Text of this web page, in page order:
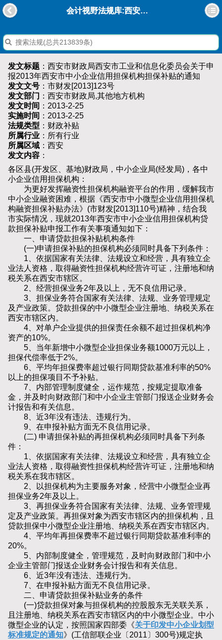
会计视野法规库:西安市财政局西安市工业和信息化委员会关于申报2013年西安市中小企业信用担保机构担保补贴的通知
发文标题 ：西安市财政局西安市工业和信息化委员会关于申
报2013年西安市中小企业信用担保机构担保补贴的通知
发文文号 ：市财发[2013]123号
发文部门 ：西安市财政局,其他地方机构
发文时间 ：2013-2-25
实施时间 ：2013-2-25
法规类型 ：财政补贴
所属行业 ：所有行业
所属区域 ：西安
发文内容 ：
各区县(开发区、基地)财政局，中小企业局(经发局)，各中
小企业信用担保机构：
为更好发挥融资性担保机构融资平台的作用，缓解我市
中小企业融资困难，根据《西安市中小微型企业信用担保机
构融资担保补贴办法》(市财发[2013]110号)精神，结合我
市实际情况，现就2013年西安市中小企业信用担保机构贷
款担保补贴申报工作有关事项通知如下：
一、申请贷款担保补贴机构条件
(一)申请担保补贴的担保机构必须同时具备下列条件：
1、依据国家有关法律、法规设立和经营，具有独立企
业法人资格，取得融资性担保机构经营许可证，注册地和纳
税关系在西安市辖区。
2、经营担保业务2年及以上，无不良信用记录。
3、担保业务符合国家有关法律、法规、业务管理规定
及产业政策。贷款担保的中小微型企业注册地、纳税关系在
西安市辖区内。
4、对单户企业提供的担保责任余额不超过担保机构净
资产的10%。
5、当年新增中小微型企业担保业务额1000万元以上，
担保代偿率低于2%。
6、平均年担保费率超过银行同期贷款基准利率的50%
以上的担保项目不予补贴。
7、内部管理制度健全，运作规范，按规定提取准备
金，并及时向财政部门和中小企业主管部门报送企业财务会
计报告和有关信息。
8、近3年没有违法、违规行为。
9、在申报补贴方面无不良信用记录。
(二) 申请担保补贴的再担保机构必须同时具备下列条
件：
1、依据国家有关法律、法规设立和经营，具有独立企
业法人资格，取得融资性担保机构经营许可证，注册地和纳
税关系在我市辖区。
2、以担保机构为主要服务对象，经营中小微型企业再
担保业务2年及以上。
3、再担保业务符合国家有关法律、法规、业务管理规
定及产业政策。再担保对象为西安市辖区内的担保机构，且
贷款担保中小微型企业注册地、纳税关系在西安市辖区内。
4、平均年再担保费率不超过银行同期贷款基准利率的
20%。
5、内部制度健全，管理规范，及时向财政部门和中小
企业主管部门报送企业财务会计报告和有关信息。
6、近3年没有违法、违规行为。
7、在申报补贴方面无不良信用记录。
二、申请贷款担保补贴业务的条件
(一)贷款担保对象与担保机构的控股股东无关联关系，
且注册地、纳税关系在西安市辖区内的中小微型企业。中小
微型企业的认定，按照国家四部委《关于印发中小企业划型
标准规定的通知》(工信部联企业〔2011〕300号)规定执